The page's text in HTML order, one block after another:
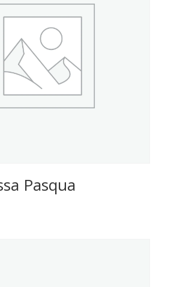
Pasqua